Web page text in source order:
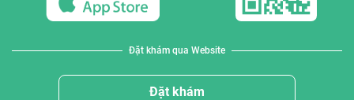
Đặt khám qua Website
Đặt khám